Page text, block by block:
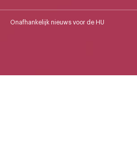
Onafhankelijk nieuws voor de HU